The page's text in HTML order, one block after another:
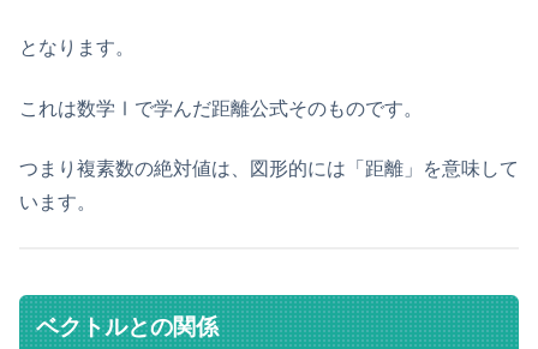
となります。
これは数学Ⅰで学んだ距離公式そのものです。
つまり複素数の絶対値は、図形的には「距離」を意味して
います。
ベクトルとの関係